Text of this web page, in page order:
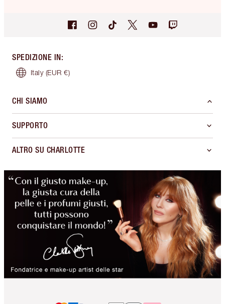
SPEDIZIONE IN:
Italy (EUR €)
CHI SIAMO
SUPPORTO
ALTRO SU CHARLOTTE